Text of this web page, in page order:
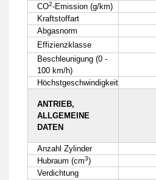
CO2-Emission (g/km)
Kraftstoffart
Abgasnorm
Effizienzklasse
Beschleunigung (0 -
100 km/h)
Höchstgeschwindigkeit
ANTRIEB,
ALLGEMEINE
DATEN
Anzahl Zylinder
Hubraum (cm3)
Verdichtung